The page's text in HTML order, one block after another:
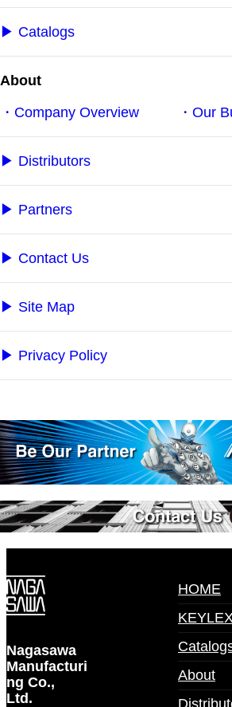
▶︎ Catalogs
About
・Company Overview
・Our
▶︎ Distributors
▶︎ Partners
▶︎ Contact Us
▶︎ Site Map
▶︎ Privacy Policy
Nagasawa
Manufacturi
ng Co.,
Ltd.
HOME
About